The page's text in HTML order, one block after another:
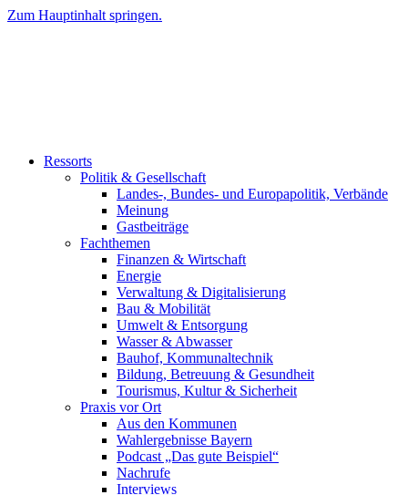
Zum Hauptinhalt springen.
Ressorts
Politik & Gesellschaft
Landes-, Bundes- und Europapolitik, Verbände
Meinung
Gastbeiträge
Fachthemen
Finanzen & Wirtschaft
Energie
Verwaltung & Digitalisierung
Bau & Mobilität
Umwelt & Entsorgung
Wasser & Abwasser
Bauhof, Kommunaltechnik
Bildung, Betreuung & Gesundheit
Tourismus, Kultur & Sicherheit
Praxis vor Ort
Aus den Kommunen
Wahlergebnisse Bayern
Podcast „Das gute Beispiel“
Nachrufe
Interviews